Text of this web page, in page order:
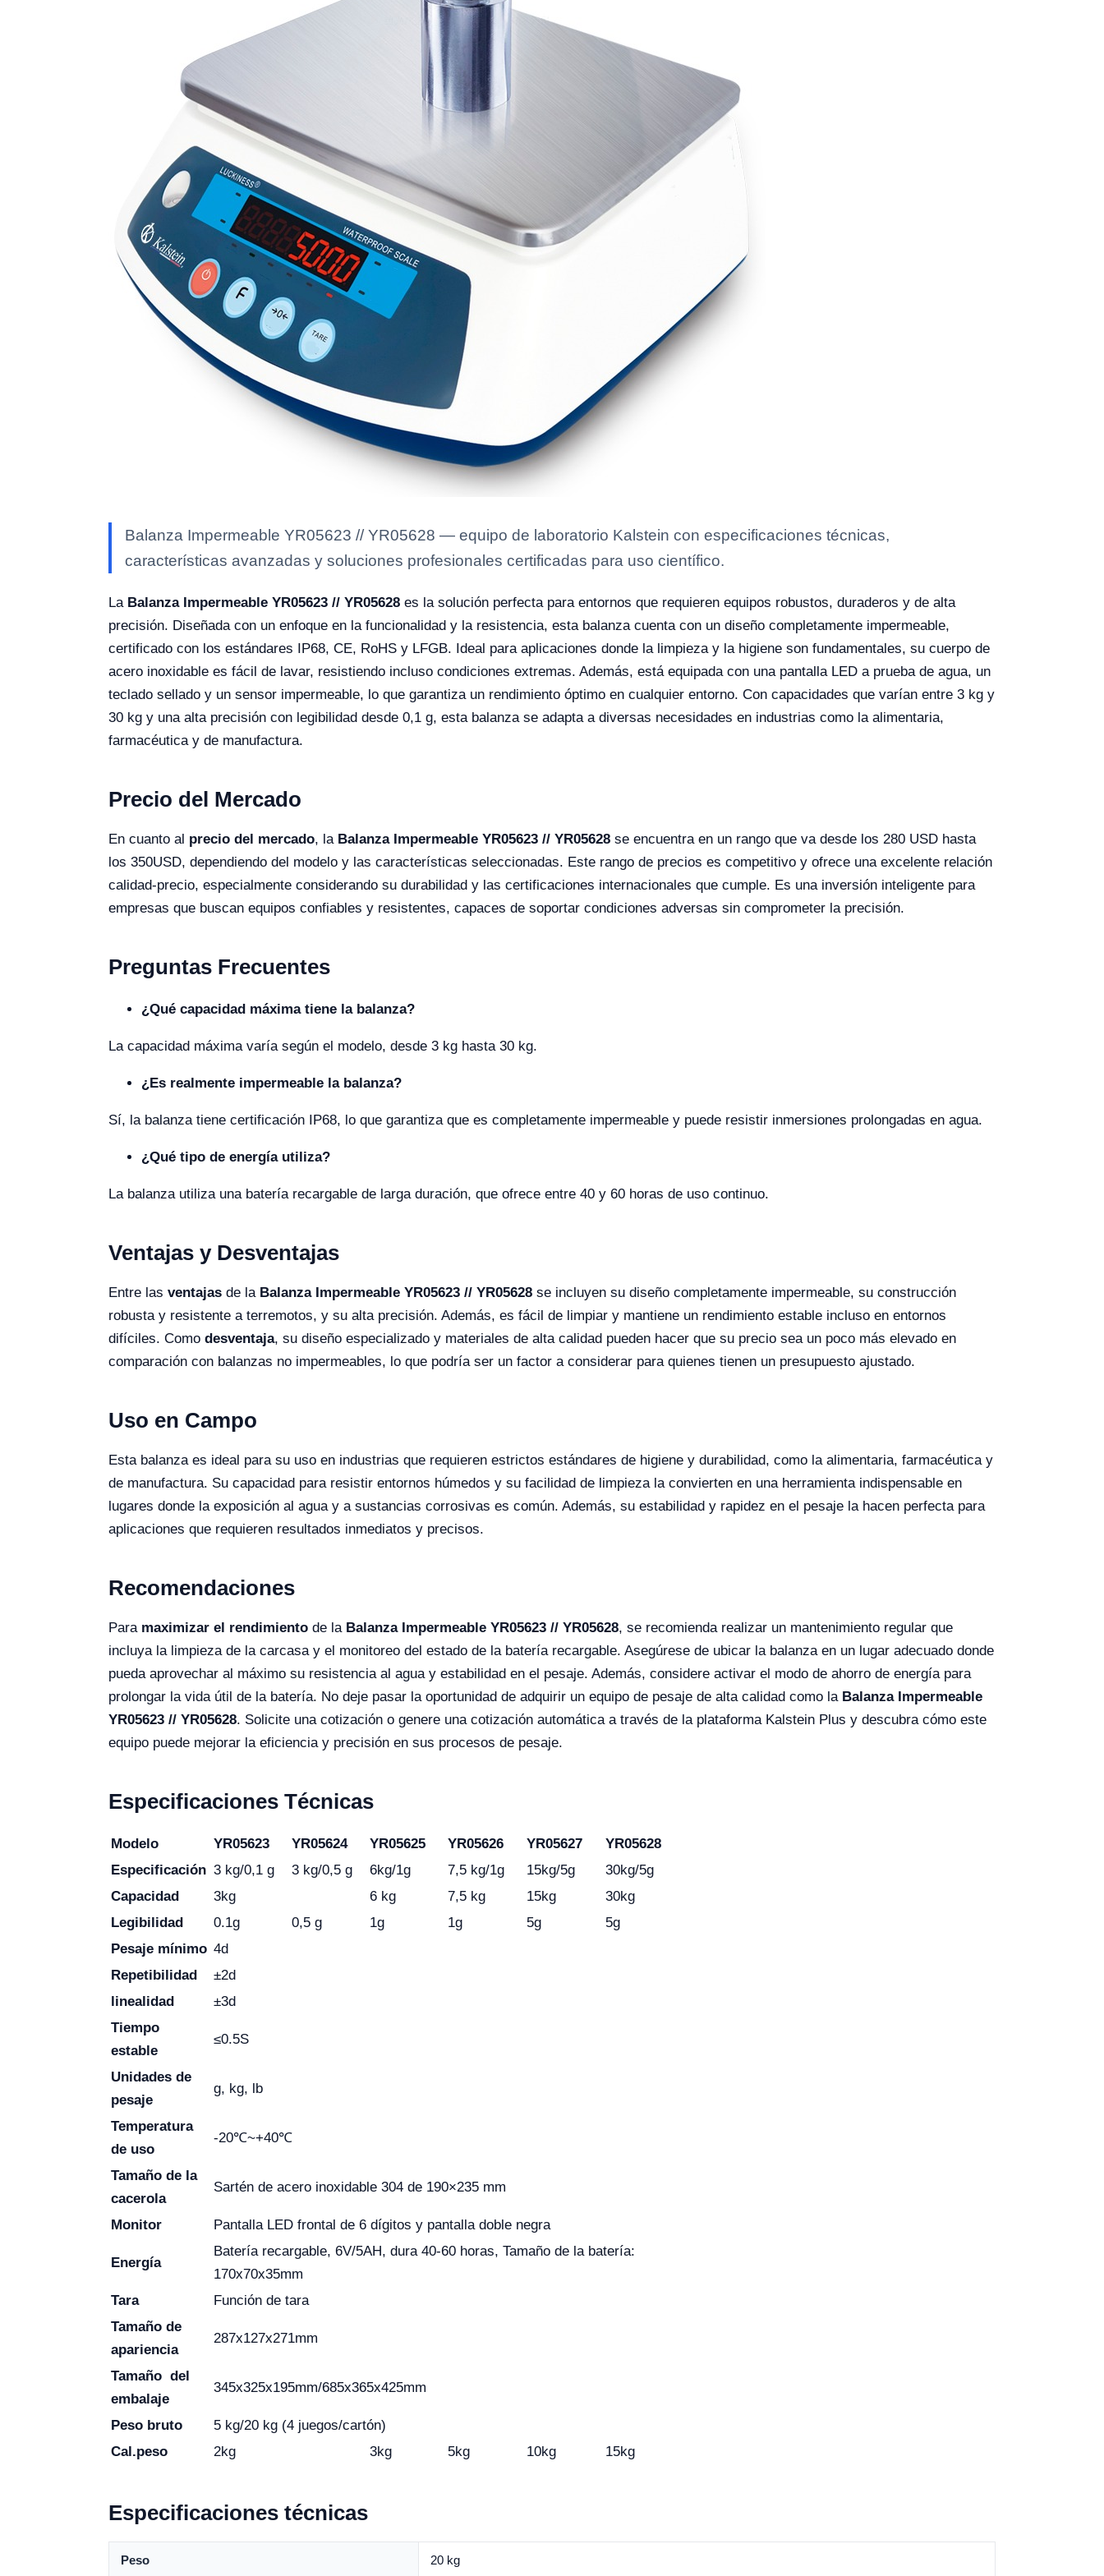
Balanza Impermeable YR05623 // YR05628 — equipo de laboratorio Kalstein con especificaciones técnicas,
características avanzadas y soluciones profesionales certificadas para uso científico.
La Balanza Impermeable YR05623 // YR05628 es la solución perfecta para entornos que requieren equipos robustos, duraderos y de alta
precisión. Diseñada con un enfoque en la funcionalidad y la resistencia, esta balanza cuenta con un diseño completamente impermeable,
certificado con los estándares IP68, CE, RoHS y LFGB. Ideal para aplicaciones donde la limpieza y la higiene son fundamentales, su cuerpo de
acero inoxidable es fácil de lavar, resistiendo incluso condiciones extremas. Además, está equipada con una pantalla LED a prueba de agua, un
teclado sellado y un sensor impermeable, lo que garantiza un rendimiento óptimo en cualquier entorno. Con capacidades que varían entre 3 kg y
30 kg y una alta precisión con legibilidad desde 0,1 g, esta balanza se adapta a diversas necesidades en industrias como la alimentaria,
farmacéutica y de manufactura.
Precio del Mercado
En cuanto al precio del mercado, la Balanza Impermeable YR05623 // YR05628 se encuentra en un rango que va desde los 280 USD hasta
los 350USD, dependiendo del modelo y las características seleccionadas. Este rango de precios es competitivo y ofrece una excelente relación
calidad-precio, especialmente considerando su durabilidad y las certificaciones internacionales que cumple. Es una inversión inteligente para
empresas que buscan equipos confiables y resistentes, capaces de soportar condiciones adversas sin comprometer la precisión.
Preguntas Frecuentes
¿Qué capacidad máxima tiene la balanza?
La capacidad máxima varía según el modelo, desde 3 kg hasta 30 kg.
¿Es realmente impermeable la balanza?
Sí, la balanza tiene certificación IP68, lo que garantiza que es completamente impermeable y puede resistir inmersiones prolongadas en agua.
¿Qué tipo de energía utiliza?
La balanza utiliza una batería recargable de larga duración, que ofrece entre 40 y 60 horas de uso continuo.
Ventajas y Desventajas
Entre las ventajas de la Balanza Impermeable YR05623 // YR05628 se incluyen su diseño completamente impermeable, su construcción
robusta y resistente a terremotos, y su alta precisión. Además, es fácil de limpiar y mantiene un rendimiento estable incluso en entornos
difíciles. Como desventaja, su diseño especializado y materiales de alta calidad pueden hacer que su precio sea un poco más elevado en
comparación con balanzas no impermeables, lo que podría ser un factor a considerar para quienes tienen un presupuesto ajustado.
Uso en Campo
Esta balanza es ideal para su uso en industrias que requieren estrictos estándares de higiene y durabilidad, como la alimentaria, farmacéutica y
de manufactura. Su capacidad para resistir entornos húmedos y su facilidad de limpieza la convierten en una herramienta indispensable en
lugares donde la exposición al agua y a sustancias corrosivas es común. Además, su estabilidad y rapidez en el pesaje la hacen perfecta para
aplicaciones que requieren resultados inmediatos y precisos.
Recomendaciones
Para maximizar el rendimiento de la Balanza Impermeable YR05623 // YR05628, se recomienda realizar un mantenimiento regular que
incluya la limpieza de la carcasa y el monitoreo del estado de la batería recargable. Asegúrese de ubicar la balanza en un lugar adecuado donde
pueda aprovechar al máximo su resistencia al agua y estabilidad en el pesaje. Además, considere activar el modo de ahorro de energía para
prolongar la vida útil de la batería. No deje pasar la oportunidad de adquirir un equipo de pesaje de alta calidad como la Balanza Impermeable
YR05623 // YR05628. Solicite una cotización o genere una cotización automática a través de la plataforma Kalstein Plus y descubra cómo este
equipo puede mejorar la eficiencia y precisión en sus procesos de pesaje.
Especificaciones Técnicas
Modelo YR05623 YR05624 YR05625 YR05626 YR05627
YR05628
Especificación 3 kg/0,1 g 3 kg/0,5 g 6kg/1g 7,5 kg/1g 15kg/5g
30kg/5g
Capacidad
3kg 6 kg 7,5 kg 15kg
30kg
Legibilidad
0.1g 0,5 g 1g 1g 5g
5g
Pesaje mínimo 4d
Repetibilidad
±2d
linealidad
±3d
Tiempo
estable
≤0.5S
Unidades de
pesaje
g, kg, lb
Temperatura
de uso
-20℃~+40℃
Tamaño de la
cacerola
Sartén de acero inoxidable 304 de 190×235 mm
Monitor Pantalla LED frontal de 6 dígitos y pantalla doble negra
Energía
Batería recargable, 6V/5AH, dura 40-60 horas, Tamaño de la batería:
170x70x35mm
Tara
Función de tara
Tamaño de
apariencia
287x127x271mm
Tamaño del
embalaje
345x325x195mm/685x365x425mm
Peso bruto
5 kg/20 kg (4 juegos/cartón)
Cal.peso
2kg 3kg 5kg 10kg 15kg
Especificaciones técnicas
Peso 20 kg